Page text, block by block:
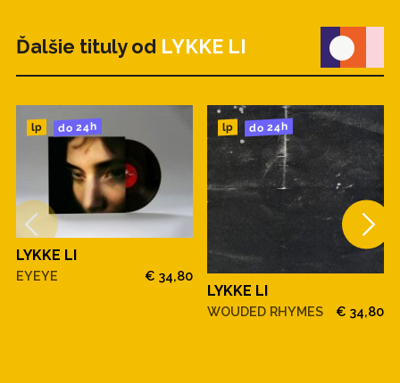
Ďalšie tituly od LYKKE LI
lp do 24h
LYKKE LI
EYEYE € 34,80
lp do 24h
LYKKE LI
WOUDED RHYMES € 34,80